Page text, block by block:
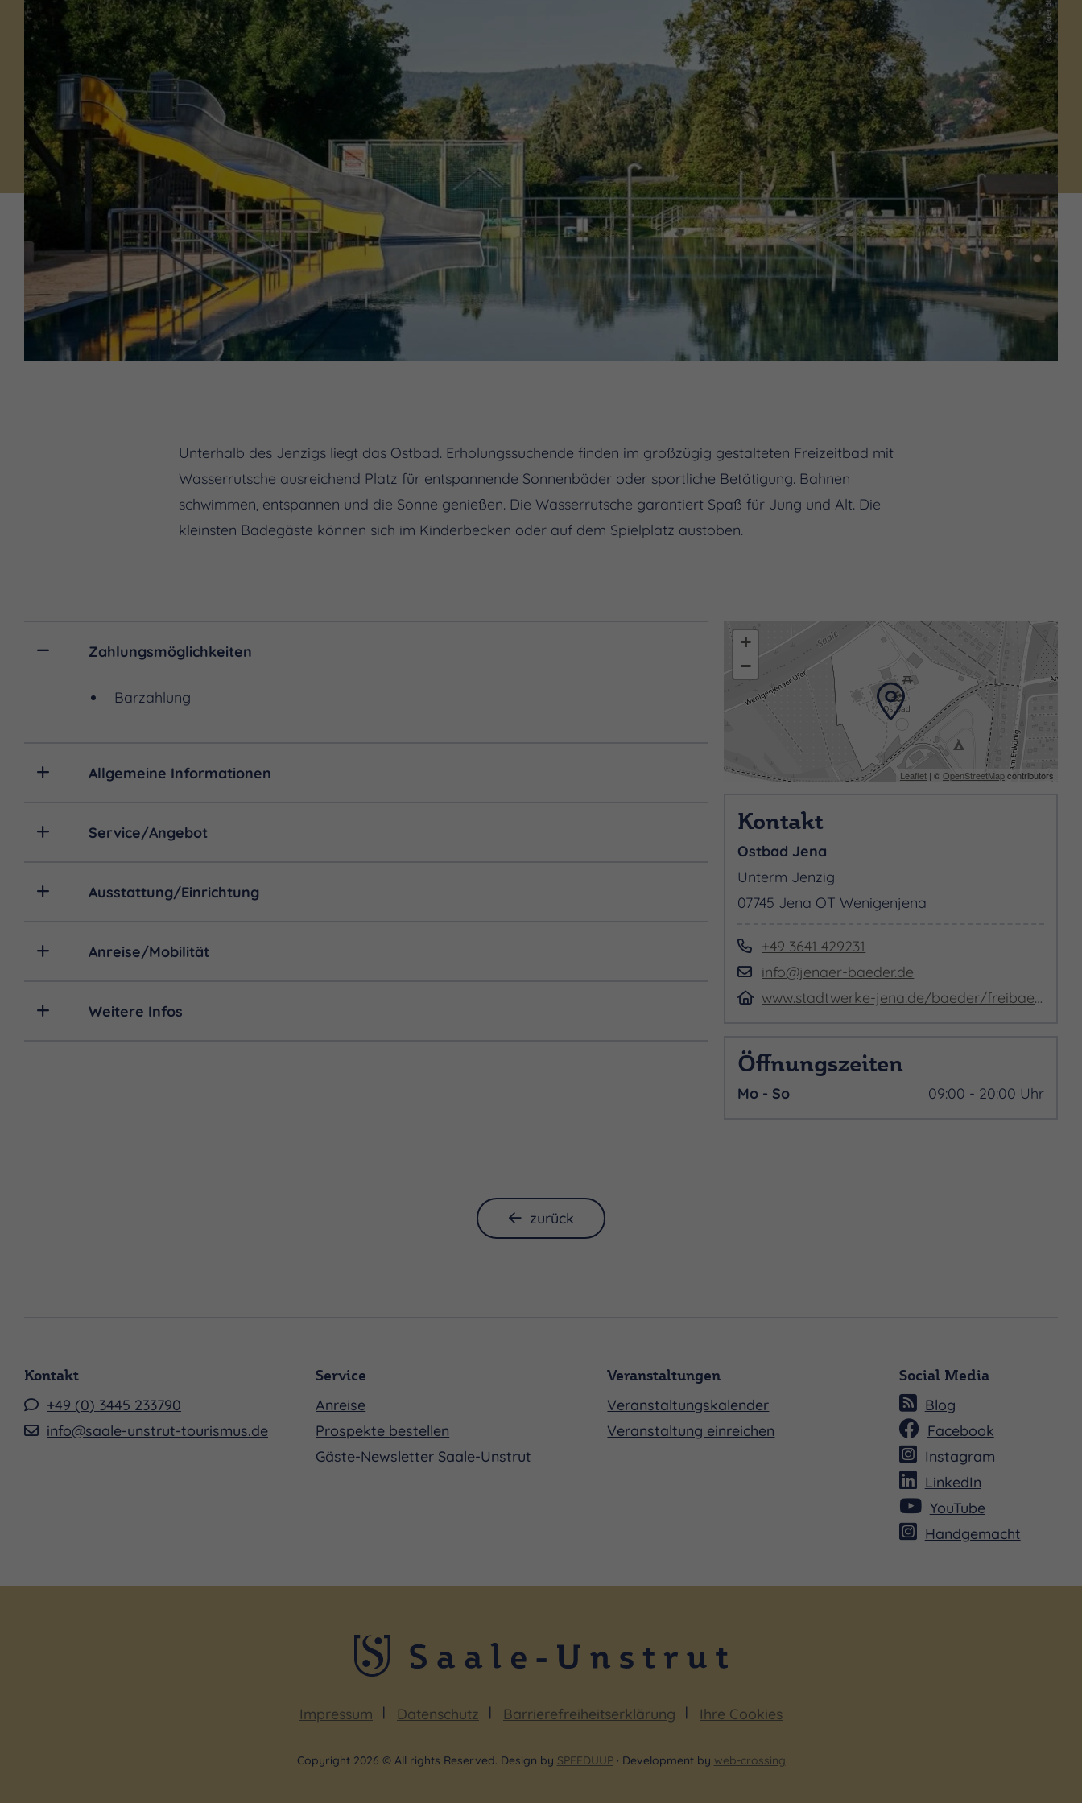
Unterhalb des Jenzigs liegt das Ostbad. Erholungssuchende finden im großzügig gestalteten Freizeitbad mit
Wasserrutsche ausreichend Platz für entspannende Sonnenbäder oder sportliche Betätigung. Bahnen
schwimmen, entspannen und die Sonne genießen. Die Wasserrutsche garantiert Spaß für Jung und Alt. Die
kleinsten Badegäste können sich im Kinderbecken oder auf dem Spielplatz austoben.
Zahlungsmöglichkeiten
Barzahlung
Allgemeine Informationen
Service/Angebot
Ausstattung/Einrichtung
Anreise/Mobilität
Weitere Infos
+
−
Leaflet| ©OpenStreetMapcontributors
Kontakt
Ostbad Jena
Unterm Jenzig
07745 Jena OT Wenigenjena
+49 3641 429231
info@jenaer-baeder.de
www.stadtwerke-jena.de/baeder/freibaeder/ostbad.html
Öffnungszeiten
Mo - So 09:00 - 20:00 Uhr
zurück
Kontakt
+49 (0) 3445 233790
info@saale-unstrut-tourismus.de
Service
Anreise
Prospekte bestellen
Gäste-Newsletter Saale-Unstrut
Veranstaltungen
Veranstaltungskalender
Veranstaltung einreichen
Social Media
Blog
Facebook
Instagram
LinkedIn
YouTube
Handgemacht
Impressum Datenschutz Barrierefreiheitserklärung Ihre Cookies
Copyright 2026 © All rights Reserved. Design by SPEEDUUP· Development by web-crossing